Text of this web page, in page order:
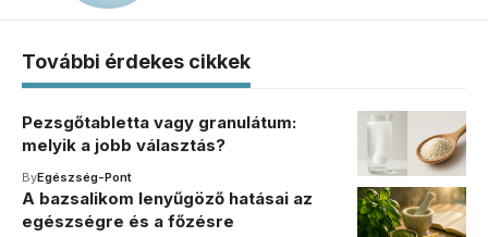
További érdekes cikkek
Pezsgőtabletta vagy granulátum:
melyik a jobb választás?
ByEgészség-Pont
A bazsalikom lenyűgöző hatásai az
egészségre és a főzésre